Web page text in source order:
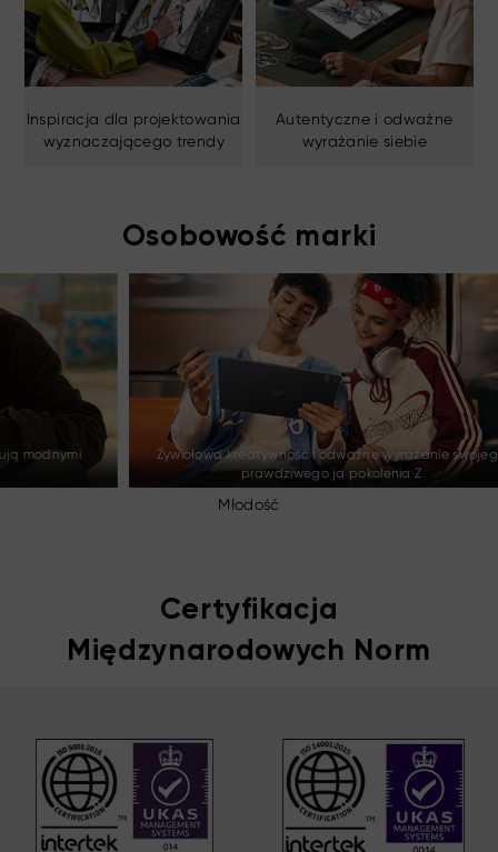
Inspiracja dla projektowania
wyznaczającego trendy
Autentyczne i odważne
wyrażanie siebie
Osobowość marki
Młodość
Żywiołowa kreatywność i odważne wyrażanie swojego
prawdziwego ja pokolenia Z
Certyfikacja
Międzynarodowych Norm